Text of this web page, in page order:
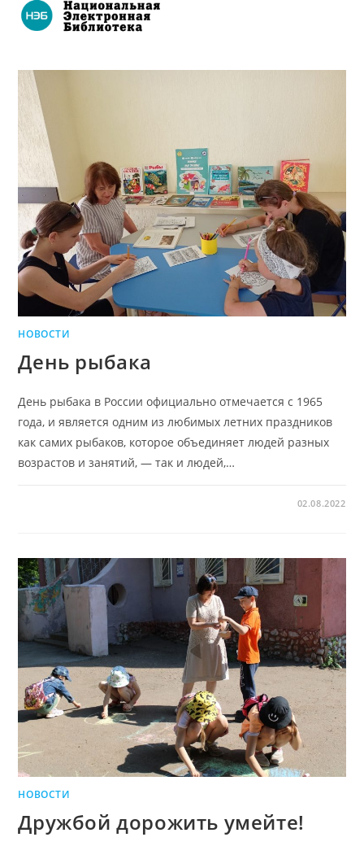
НОВОСТИ
День рыбака
День рыбака в России официально отмечается с 1965
года, и является одним из любимых летних праздников
как самих рыбаков, которое объединяет людей разных
возрастов и занятий, — так и людей,…
02.08.2022
НОВОСТИ
Дружбой дорожить умейте!